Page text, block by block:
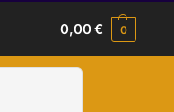
0,00€ 0